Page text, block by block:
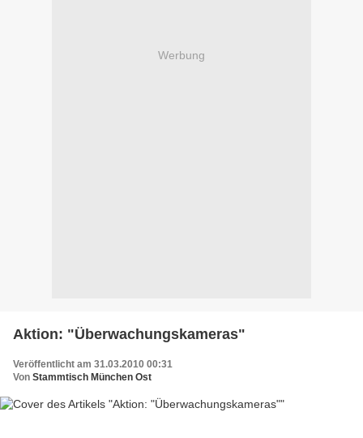
Werbung
Aktion: "Überwachungskameras"
Veröffentlicht am 31.03.2010 00:31
Von Stammtisch München Ost